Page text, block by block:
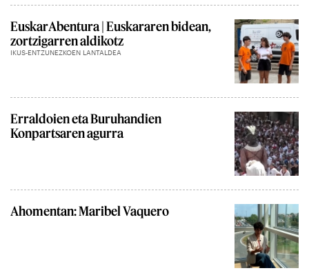
EuskarAbentura | Euskararen bidean,
zortzigarren aldikotz
IKUS-ENTZUNEZKOEN LANTALDEA
Erraldoien eta Buruhandien
Konpartsaren agurra
Ahomentan: Maribel Vaquero